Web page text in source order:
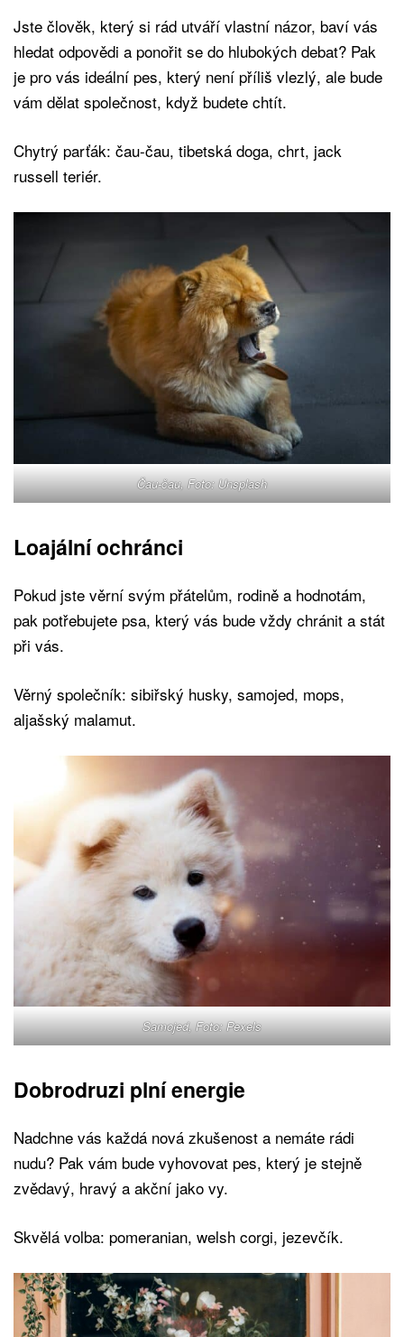
Jste člověk, který si rád utváří vlastní názor, baví vás
hledat odpovědi a ponořit se do hlubokých debat? Pak
je pro vás ideální pes, který není příliš vlezlý, ale bude
vám dělat společnost, když budete chtít.
Chytrý parťák: čau-čau, tibetská doga, chrt, jack
russell teriér.
Čau-čau, Foto: Unsplash
Loajální ochránci
Pokud jste věrní svým přátelům, rodině a hodnotám,
pak potřebujete psa, který vás bude vždy chránit a stát
při vás.
Věrný společník: sibiřský husky, samojed, mops,
aljašský malamut.
Samojed, Foto: Pexels
Dobrodruzi plní energie
Nadchne vás každá nová zkušenost a nemáte rádi
nudu? Pak vám bude vyhovovat pes, který je stejně
zvědavý, hravý a akční jako vy.
Skvělá volba: pomeranian, welsh corgi, jezevčík.